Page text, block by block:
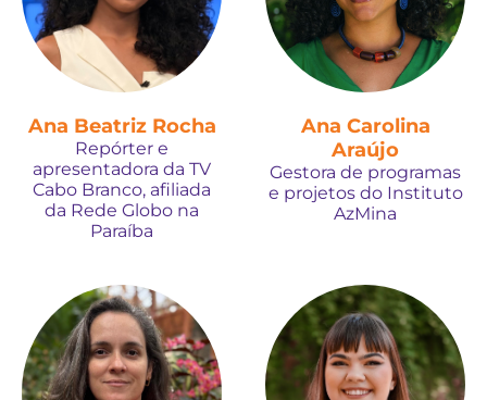
Ana Beatriz Rocha
Repórter e
apresentadora da TV
Cabo Branco, afiliada
da Rede Globo na
Paraíba
Ana Carolina
Araújo
Gestora de programas
e projetos do Instituto
AzMina